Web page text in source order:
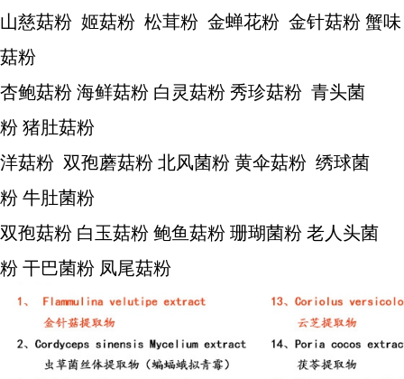
山慈菇粉 姬菇粉 松茸粉 金蝉花粉 金针菇粉 蟹味
菇粉
杏鲍菇粉 海鲜菇粉 白灵菇粉 秀珍菇粉 青头菌
粉 猪肚菇粉
洋菇粉 双孢蘑菇粉 北风菌粉 黄伞菇粉 绣球菌
粉 牛肚菌粉
双孢菇粉 白玉菇粉 鲍鱼菇粉 珊瑚菌粉 老人头菌
粉 干巴菌粉 凤尾菇粉